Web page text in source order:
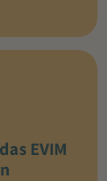
EVIM